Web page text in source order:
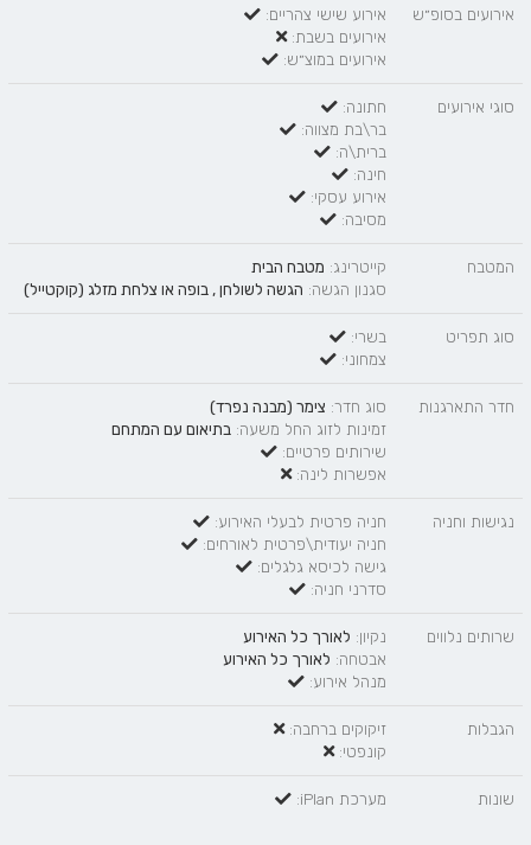
אירועים בסופ״ש
אירוע שישי צהריים:
אירועים בשבת:
אירועים במוצ״ש:
סוגי אירועים
חתונה:
בר\בת מצווה:
ברית\ה:
חינה:
אירוע עסקי:
מסיבה:
המטבח קייטרינג: מטבח הבית
סגנון הגשה: הגשה לשולחן, בופה או צלחת מזלג (קוקטייל)
סוג תפריט
בשרי:
צמחוני:
חדר התארגנות סוג חדר: צימר (מבנה נפרד)
זמינות לזוג החל משעה: בתיאום עם המתחם
שירותים פרטיים:
אפשרות לינה:
נגישות וחניה
חניה פרטית לבעלי האירוע:
חניה יעודית\פרטית לאורחים:
גישה לכיסא גלגלים:
סדרני חניה:
שרותים נלווים נקיון: לאורך כל האירוע
אבטחה: לאורך כל האירוע
מנהל אירוע:
הגבלות
זיקוקים ברחבה:
קונפטי:
שונות מערכת iPlan: